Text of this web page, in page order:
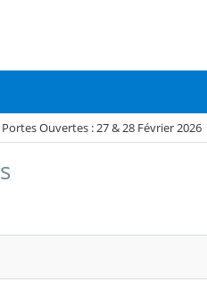
Portes Ouvertes : 27 & 28 Février 2026